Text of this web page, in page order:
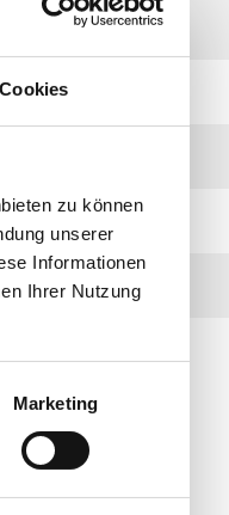
zu können
unserer
Informationen
Ihrer Nutzung
Marketing